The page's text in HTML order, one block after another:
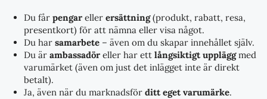
Du får pengareller ersättning(produkt, rabatt, resa,
presentkort) för att nämna eller visa något.
Du har samarbete– även om du skapar innehållet själv.
Du är ambassadöreller har ett långsiktigt uppläggmed
varumärket (även om just det inlägget inte är direkt
betalt).
Ja, även när du marknadsför ditt eget varumärke.